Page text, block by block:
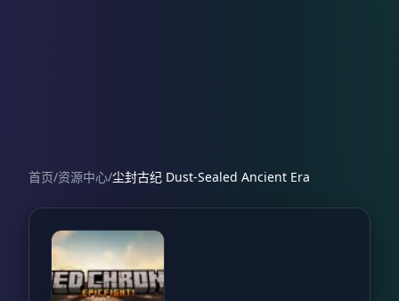
首页/资源中心/尘封古纪 Dust-Sealed Ancient Era